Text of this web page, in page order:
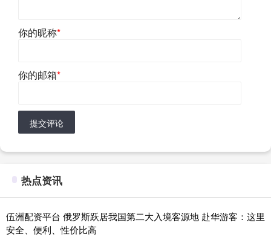
你的昵称*
你的邮箱*
提交评论
热点资讯
伍洲配资平台 俄罗斯跃居我国第二大入境客源地 赴华游客：这里
安全、便利、性价比高